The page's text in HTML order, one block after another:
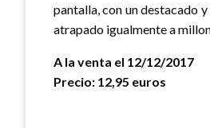
pantalla, con un destacado
atrapado igualmente a
A la venta el 12/12/2017
Precio: 12,95 euros